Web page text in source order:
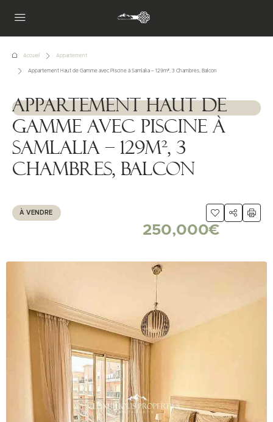
Accueil Appartement
Appartement Haut de Gamme avec Piscine à Samlalia – 129m², 3 Chambres, Balcon
1111111
Appartement Haut de
Gamme avec Piscine à
Samlalia – 129m², 3
Chambres, Balcon
À VENDRE
250,000€